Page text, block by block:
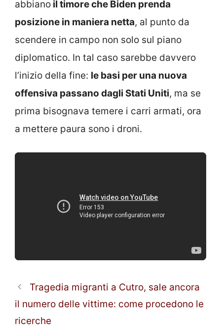
abbiano il timore che Biden prenda
posizione in maniera netta, al punto da
scendere in campo non solo sul piano
diplomatico. In tal caso sarebbe davvero
l’inizio della fine: le basi per una nuova
offensiva passano dagli Stati Uniti, ma se
prima bisognava temere i carri armati, ora
a mettere paura sono i droni.
Tragedia migranti a Cutro, sale ancora
il numero delle vittime: come procedono le
ricerche